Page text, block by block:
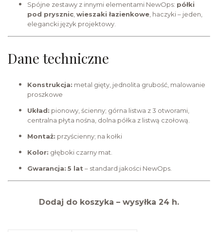
Spójne zestawy z innymi elementami NewOps: półki
pod prysznic,wieszaki łazienkowe, haczyki – jeden,
elegancki język projektowy.
Dane techniczne
Konstrukcja: metal gięty, jednolita grubość, malowanie
proszkowe
Układ: pionowy, ścienny; górna listwa z 3 otworami,
centralna płyta nośna, dolna półka z listwą czołową.
Montaż: przyścienny; na kołki
Kolor: głęboki czarny mat.
Gwarancja: 5 lat– standard jakości NewOps.
Dodaj do koszyka – wysyłka 24 h.